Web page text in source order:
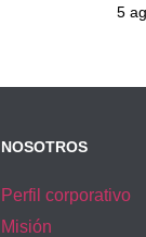
5
NOSOTROS
Perfil corporativo
Misión